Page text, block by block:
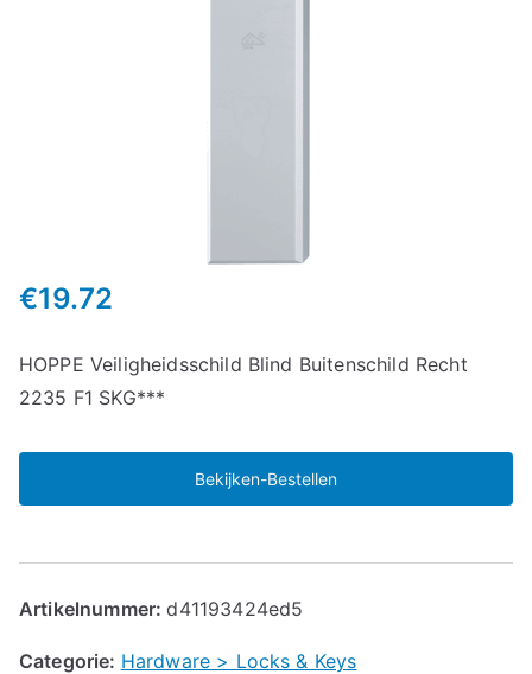
€19.72
HOPPE Veiligheidsschild Blind Buitenschild Recht
2235 F1 SKG***
Bekijken-Bestellen
Artikelnummer:d41193424ed5
Categorie: Hardware > Locks & Keys